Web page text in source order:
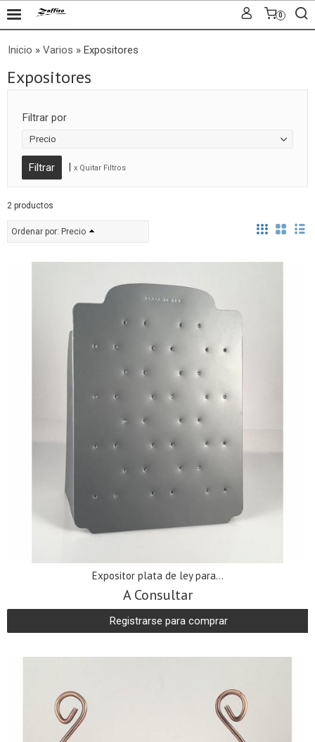
0
Inicio » Varios » Expositores
Expositores
Filtrar por
Precio
| x Quitar Filtros
2 productos
Ordenar por: Precio
Expositor plata de ley para...
A Consultar
Registrarse para comprar